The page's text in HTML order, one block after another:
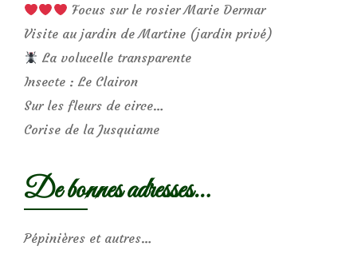
Focus sur le rosier Marie Dermar
Visite au jardin de Martine (jardin privé)
La volucelle transparente
Insecte : Le Clairon
Sur les fleurs de circe…
Corise de la Jusquiame
De bonnes adresses…
Pépinières et autres…